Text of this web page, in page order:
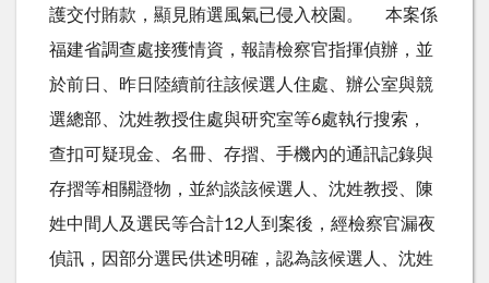
護交付賄款，顯見賄選風氣已侵入校園。 本案係
福建省調查處接獲情資，報請檢察官指揮偵辦，並
於前日、昨日陸續前往該候選人住處、辦公室與競
選總部、沈姓教授住處與研究室等6處執行搜索，
查扣可疑現金、名冊、存摺、手機內的通訊記錄與
存摺等相關證物，並約談該候選人、沈姓教授、陳
姓中間人及選民等合計12人到案後，經檢察官漏夜
偵訊，因部分選民供述明確，認為該候選人、沈姓